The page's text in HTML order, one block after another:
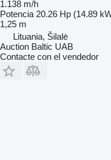
1.138 m/h
Potencia 20.26 Hp (14.89
1,25 m
Lituania, Šilalė
Auction Baltic UAB
Contacte con el vendedor